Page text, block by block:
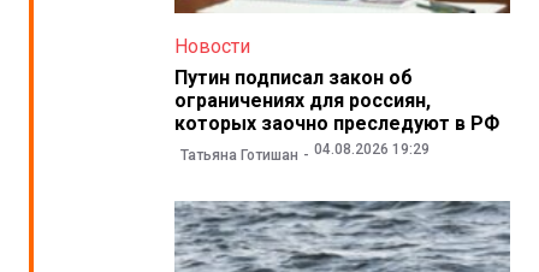
Новости
Путин подписал закон об
ограничениях для россиян,
которых заочно преследуют в РФ
Татьяна Готишан 04.08.2026 19:29